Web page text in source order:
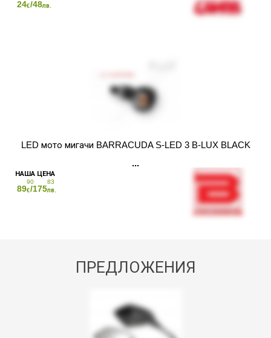
ПРЕДЛОЖЕНИЯ
24€/48лв.
LED мото мигачи BARRACUDA S-LED 3 B-LUX BLACK
89
90
€/175
83
лв.